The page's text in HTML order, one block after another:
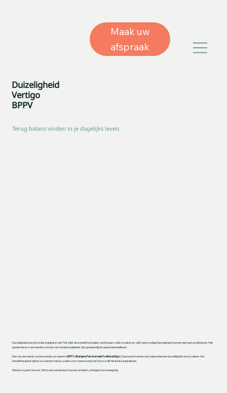
Maak uw
afspraak
Duizeligheid
Vertigo
BPPV
Terug balans vinden in je dagelijks leven.
Duizeligheid kan bijzonder ingrijpend zijn. Plots lijkt de wereld te draaien, rechtstaan voelt onzeker en zelfs eenvoudige bewegingen kunnen een aanval uitlokken. Het
goede nieuws: de meeste vormen van draaiduizeligheid zijn goedaardig én goed behandelbaar.
Een van de meest voorkomende oorzaken isBPPV (Benigne Paroxismale Positievertigo). Daarnaast kunnen ook nekproblemen duizeligheid veroorzaken. Als
kinesitherapeut kijken we samen met jou welke vorm aanwezig is en hoe we dit het beste aanpakken.
Balans is geen toeval. Het is een samenspel tussen lichaam, zintuigen en beweging.